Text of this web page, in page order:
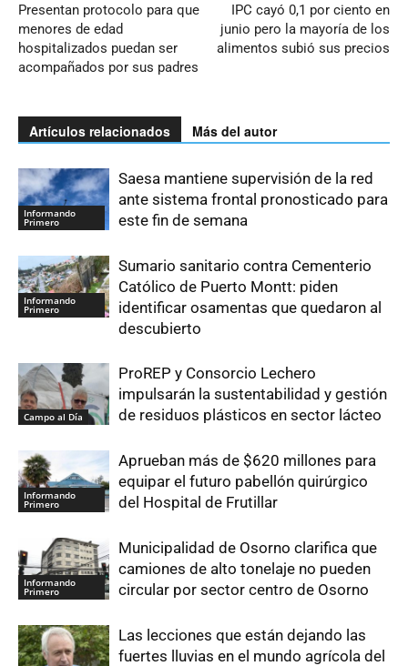
Presentan protocolo para que
menores de edad
hospitalizados puedan ser
acompañados por sus padres
IPC cayó 0,1 por ciento en
junio pero la mayoría de los
alimentos subió sus precios
Artículos relacionados Más del autor
Informando
Primero
Saesa mantiene supervisión de la red
ante sistema frontal pronosticado para
este fin de semana
Informando
Primero
Sumario sanitario contra Cementerio
Católico de Puerto Montt: piden
identificar osamentas que quedaron al
descubierto
Campo al Día
ProREP y Consorcio Lechero
impulsarán la sustentabilidad y gestión
de residuos plásticos en sector lácteo
Informando
Primero
Aprueban más de $620 millones para
equipar el futuro pabellón quirúrgico
del Hospital de Frutillar
Informando
Primero
Municipalidad de Osorno clarifica que
camiones de alto tonelaje no pueden
circular por sector centro de Osorno
Las lecciones que están dejando las
fuertes lluvias en el mundo agrícola del